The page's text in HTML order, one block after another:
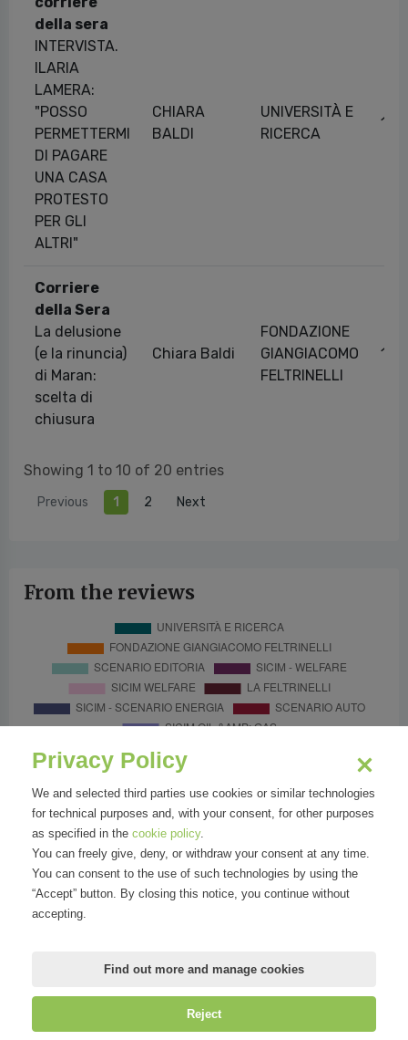
della sera
INTERVISTA.
ILARIA
LAMERA:
"POSSO
PERMETTERMI
DI PAGARE
UNA CASA
PROTESTO
PER GLI
ALTRI"
CHIARA
BALDI
UNIVERSITÀ E
RICERCA
12/
Corriere
della Sera
La delusione
(e la rinuncia)
di Maran:
scelta di
chiusura
Chiara Baldi
FONDAZIONE
GIANGIACOMO
FELTRINELLI
18/
Showing 1 to 10 of 20 entries
Previous 1 2 Next
From the reviews
Privacy Policy
We and selected third parties use cookies or similar technologies
for technical purposes and, with your consent, for other purposes
as specified in the cookie policy.
You can freely give, deny, or withdraw your consent at any time.
You can consent to the use of such technologies by using the
“Accept” button. By closing this notice, you continue without
accepting.
Find out more and manage cookies
Reject